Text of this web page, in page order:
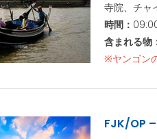
寺院、チャ
時間：
含まれる物
※ヤンゴン
FJK/OP